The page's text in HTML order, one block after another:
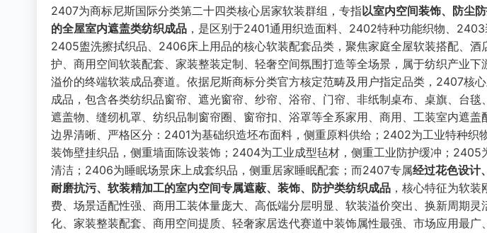
2407为商标尼斯国际分类第二十四类核心居家软装群组，专指以室内空间装饰、防尘
的全屋室内遮盖类纺织成品 ，是区别于2401通用织造面料、2402特种功能织物、
2405盥洗擦拭织品、2406床上用品的核心软装配套品类，聚焦家庭全屋软装搭配、酒
护、商用空间软装配套、家装整装定制、轻奢空间氛围打造等全场景，属于纺织产业
溢价的终端软装成品赛道。依据尼斯商标分类官方核定范畴及用户指定品类，2407核
成品，包含各类纺织品窗帘、遮光窗帘、纱帘、浴帘、门帘、非纸制桌布、桌旗、台
遮盖物、缝纫机罩、纺织品制窗帘圈、窗帘扣、浴罩等全系家用、商用、工装室内遮
边界清晰、严格区分：2401为基础织造坯布面料，侧重原料供给；2402为工业特种织
装饰壁挂织品，侧重墙面陈设装饰；2404为工业成型毡材，侧重工业防护缓冲；2405
清洁；2406为睡眠场景床上成套织品，侧重居家睡眠配套；而2407专属经过花色设计
耐磨抗污、软装精加工的室内空间专属遮蔽、装饰、防护类纺织成品 ，核心特征为软
费、场景适配性强、商用工装体量庞大、高低端分层明显、软装溢价突出、换新周期
化、家装整装配套、商用空间提质、轻奢家居迭代赛道中装饰属性最强、市场应用最